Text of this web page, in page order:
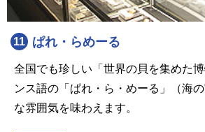
11 ぱれ・らめーる
全国でも珍しい「世界の貝を集めた
ンス語の「ぱれ・ら・めーる」（海
な雰囲気を味わえます。